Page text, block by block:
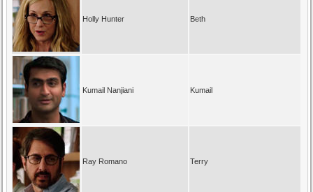
Holly Hunter Beth
Kumail Nanjiani Kumail
Ray Romano Terry